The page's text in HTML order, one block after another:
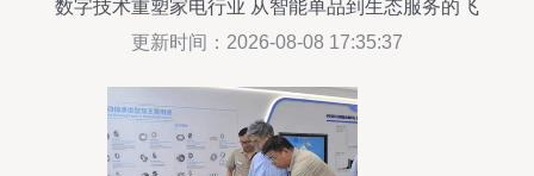
数字技术重塑家电行业 从智能单品到生态服务的飞
跃
更新时间：2026-08-08 17:35:37